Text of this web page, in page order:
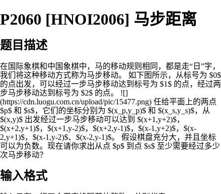
P2060 [HNOI2006] 马步距离
题目描述
在国际象棋和中国象棋中，马的移动规则相同，都是走“日”字，
我们将这种移动方式称为马步移动。 如下图所示，从标号为 $0$
的点出发，可以经过一步马步移动达到标号为 $1$ 的点，经过两
步马步移动达到标号为 $2$ 的点。 ![]
(https://cdn.luogu.com.cn/upload/pic/15477.png) 任给平面上的两点
$p$ 和 $s$，它们的坐标分别为 $(x_p,y_p)$ 和 $(x_s,y_s)$，从
$(x,y)$ 出发经过一步马步移动可以达到 $(x+1,y+2)$，
$(x+2,y+1)$，$(x+1,y-2)$，$(x+2,y-1)$，$(x-1,y+2)$，$(x-
2,y+1)$，$(x-1,y-2)$、$(x-2,y-1)$。 假设棋盘充分大，并且坐标
可以为负数。现在请你求出从点 $p$ 到点 $s$ 至少需要经过多少
次马步移动？
输入格式